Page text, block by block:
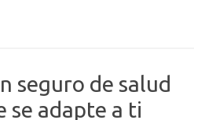
seguro de salud
se adapte a ti